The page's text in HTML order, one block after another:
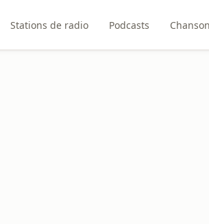
Stations de radio Podcasts